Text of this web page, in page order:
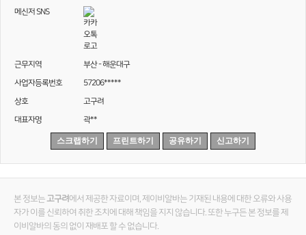
메신저 SNS
근무지역
부산 - 해운대구
사업자등록번호
57206*****
상호
고구려
대표자명
곽**
스크랩하기 프린트하기 공유하기 신고하기
본 정보는 고구려에서 제공한 자료이며, 제이비알바는 기재된 내용에 대한 오류와 사용
자가 이를 신뢰하여 취한 조치에 대해 책임을 지지 않습니다. 또한 누구든 본 정보를 제
이비알바의 동의 없이 재배포 할 수 없습니다.